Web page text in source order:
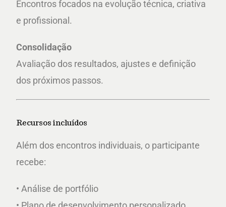
Encontros focados na evolução técnica, criativa
e profissional.
Consolidação
Avaliação dos resultados, ajustes e definição
dos próximos passos.
Recursos incluídos
Além dos encontros individuais, o participante
recebe:
• Análise de portfólio